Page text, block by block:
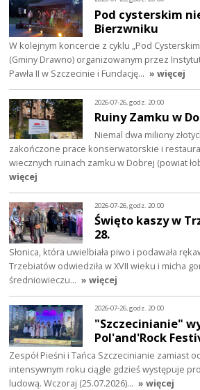
Pod cysterskim
Bierzwniku
W kolejnym koncercie z cyklu „Pod
(Gminy Drawno) organizowanym przez
Pawła II w Szczecinie i Fundację… » więcej
2026-07-26, godz. 20:00
Ruiny Zamku w
Niemal dwa miliony
zakończone prace konserwatorskie i
wiecznych ruinach zamku w Dobrej (powiat
więcej
2026-07-26, godz. 20:00
Święto kaszy w
28.
Słonica, która uwielbiała piwo i podawała
Trzebiatów odwiedziła w XVII wieku i micha
średniowieczu… » więcej
2026-07-26, godz. 20:00
"Szczecinianie"
Pol'and'Rock
Zespół Pieśni i Tańca Szczecinianie zamiast
intensywnym roku ciągle gdzieś występuje
ludową. Wczoraj (25.07.2026)… » więcej